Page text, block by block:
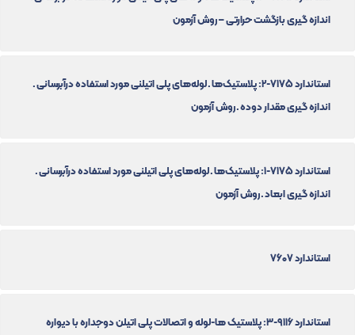
اندازه گیری بازگشت حرارتی – روش آزمون
استاندارد 7175-2: پلاستیک‌ها ـ لوله‌های پلی اتیلنی مورد استفاده درآبرسانی ـ
اندازه گیری مقدار دوده ـ روش آزمون
استاندارد 7175-1: پلاستیک‌ها ـ لوله‌های پلی اتیلنی مورد استفاده درآبرسانی ـ
اندازه گیری ابعاد ـ روش آزمون
استاندارد 7607
استاندارد 9116-3: پلاستیک ها-لوله و اتصالات پلی اتیلن دوجداره با دیواره